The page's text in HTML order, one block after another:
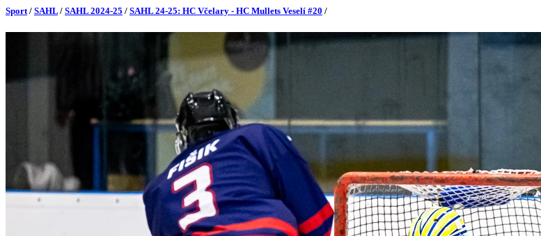
Sport/ SAHL / SAHL 2024-25 / SAHL 24-25: HC Včelary - HC Mullets Veselí #20 /